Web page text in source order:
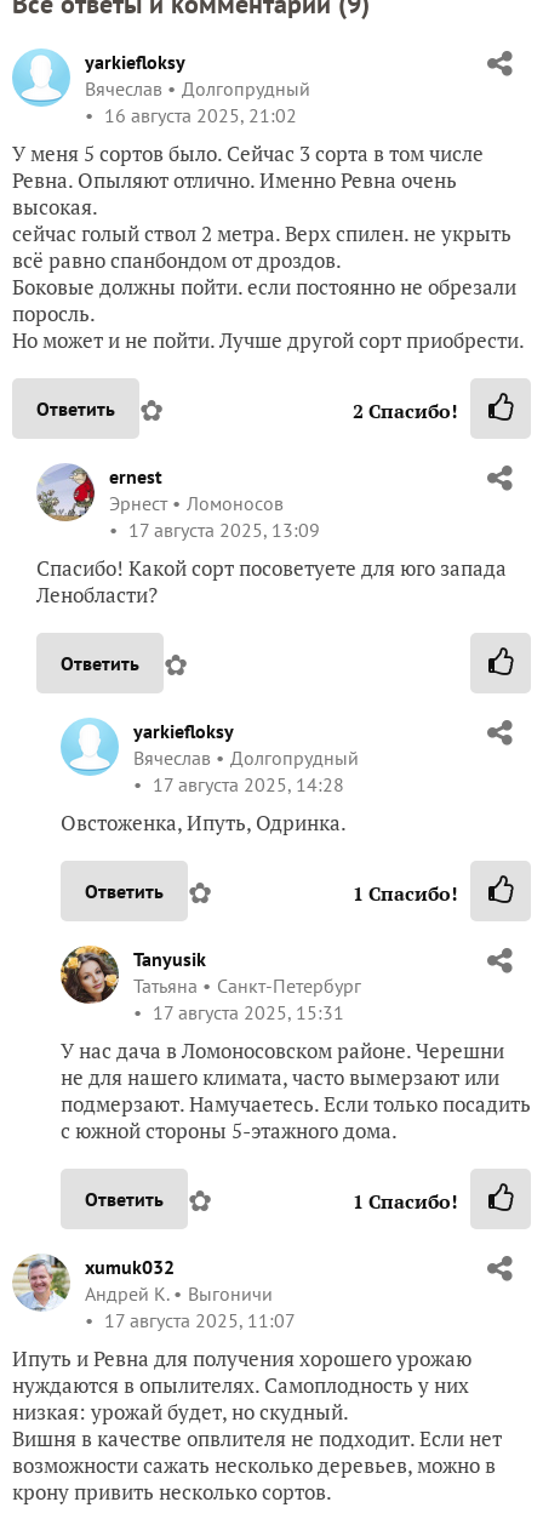
yarkiefloksy
Вячеслав
Долгопрудный
16 августа 2025, 21:02
У меня 5 сортов было. Сейчас 3 сорта в том числе
Ревна. Опыляют отлично. Именно Ревна очень
высокая.
сейчас голый ствол 2 метра. Верх спилен. не укрыть
всё равно спанбондом от дроздов.
Боковые должны пойти. если постоянно не обрезали
поросль.
Но может и не пойти. Лучше другой сорт приобрести.
Ответить ✿ 2 Спасибо!
ernest
Эрнест
Ломоносов
17 августа 2025, 13:09
Спасибо! Какой сорт посоветуете для юго запада
Ленобласти?
Ответить ✿
yarkiefloksy
Вячеслав
Долгопрудный
17 августа 2025, 14:28
Овстоженка, Ипуть, Одринка.
Ответить ✿ 1 Спасибо!
Tanyusik
Татьяна
Санкт-Петербург
17 августа 2025, 15:31
У нас дача в Ломоносовском районе. Черешни
не для нашего климата, часто вымерзают или
подмерзают. Намучаетесь. Если только посадить
с южной стороны 5-этажного дома.
Ответить ✿ 1 Спасибо!
xumuk032
Андрей К.
Выгоничи
17 августа 2025, 11:07
Ипуть и Ревна для получения хорошего урожаю
нуждаются в опылителях. Самоплодность у них
низкая: урожай будет, но скудный.
Вишня в качестве опвлителя не подходит. Если нет
возможности сажать несколько деревьев, можно в
крону привить несколько сортов.